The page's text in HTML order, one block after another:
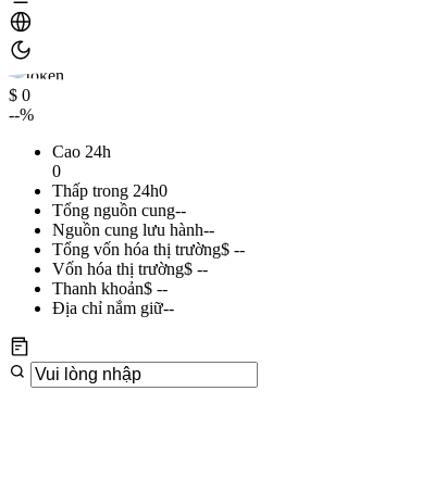
$ 0
--%
Cao 24h
0
Thấp trong 24h0
Tổng nguồn cung--
Nguồn cung lưu hành--
Tổng vốn hóa thị trường$ --
Vốn hóa thị trường$ --
Thanh khoản$ --
Địa chỉ nắm giữ--